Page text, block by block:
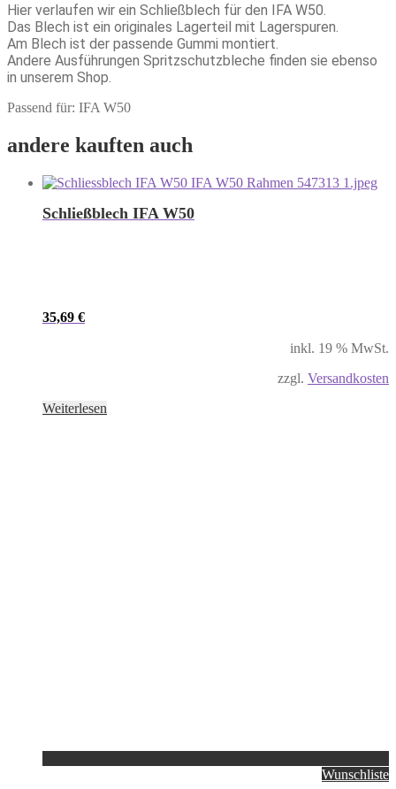
Hier verlaufen wir ein Schließblech für den IFA W50.
Das Blech ist ein originales Lagerteil mit Lagerspuren.
Am Blech ist der passende Gummi montiert.
Andere Ausführungen Spritzschutzbleche finden sie ebenso
in unserem Shop.
Passend für: IFA W50
andere kauften auch
Schließblech IFA W50
35,69 €
inkl. 19 % MwSt.
zzgl. Versandkosten
Weiterlesen
Wunschliste